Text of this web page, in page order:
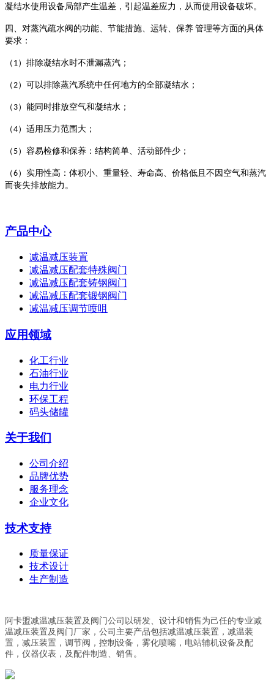
凝结水使用设备局部产生温差，引起温差应力，从而使用设备破坏。
四、对蒸汽疏水阀的功能、节能措施、运转、保养 管理等方面的具体
要求：
（ 1）排除凝结水时不泄漏蒸汽；
（2）可以排除蒸汽系统中任何地方的全部凝结水；
（ 3）能同时排放空气和凝结水；
（4）适用压力范围大；
（ 5）容易检修和保养：结构简单、活动部件少；
（6）实用性高：体积小、重量轻、寿命高、价格低且不因空气和蒸汽
而丧失排放能力。
产品中心
减温减压装置
减温减压配套特殊阀门
减温减压配套铸钢阀门
减温减压配套锻钢阀门
减温减压调节喷咀
应用领域
化工行业
石油行业
电力行业
环保工程
码头储罐
关于我们
公司介绍
品牌优势
服务理念
企业文化
技术支持
质量保证
技术设计
生产制造
阿卡盟减温减压装置及阀门公司以研发、设计和销售为己任的专业减
温减压装置及阀门厂家，公司主要产品包括减温减压装置，减温装
置，减压装置，调节阀，控制设备，雾化喷嘴，电站辅机设备及配
件，仪器仪表，及配件制造、销售。